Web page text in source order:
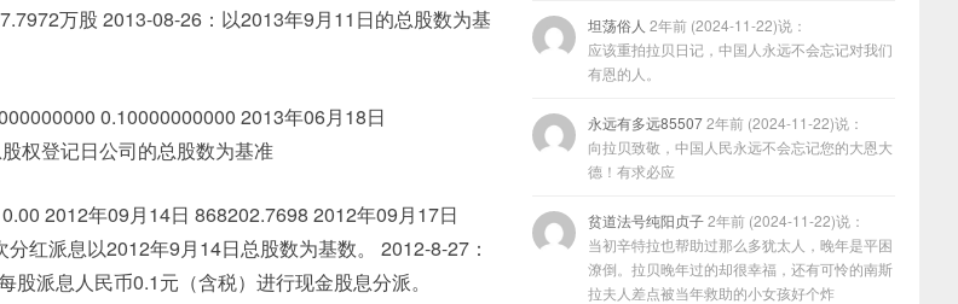
万股 2013-08-26：以2013年9月11日的总股数为基
0.10000000000 2013年06月18日
权登记日公司的总股数为基准
2012年09月14日 868202.7698 2012年09月17日
红派息以2012年9月14日总股数为基数。 2012-8-27：
派息人民币0.1元（含税）进行现金股息分派。
坦荡俗人 2年前 (2024-11-22)说：
应该重拍拉贝日记，中国人永远不会忘记对我们
有恩的人。
永远有多远855072年前 (2024-11-22)说：
向拉贝致敬，中国人民永远不会忘记您的大恩大
德！有求必应
贫道法号纯阳贞子2年前 (2024-11-22)说：
当初辛特拉也帮助过那么多犹太人，晚年是平困
潦倒。拉贝晚年过的却很幸福，还有可怜的南斯
拉夫人差点被当年救助的小女孩好个炸